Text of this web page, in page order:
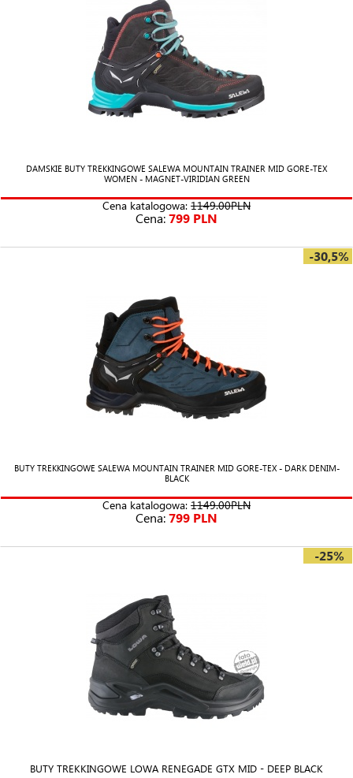
DAMSKIE BUTY TREKKINGOWE SALEWA MOUNTAIN TRAINER MID GORE-TEX
WOMEN - MAGNET-VIRIDIAN GREEN
Cena katalogowa: 1149.00PLN
Cena:799 PLN
-30,5%
BUTY TREKKINGOWE SALEWA MOUNTAIN TRAINER MID GORE-TEX - DARK DENIM-
BLACK
Cena katalogowa: 1149.00PLN
Cena:799 PLN
-25%
BUTY TREKKINGOWE LOWA RENEGADE GTX MID - DEEP BLACK